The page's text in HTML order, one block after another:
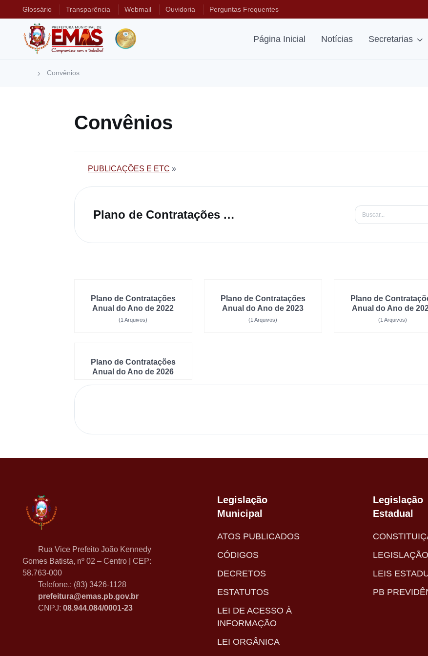
Glossário Transparência Webmail Ouvidoria Perguntas Frequentes
Página Inicial Notícias Secretarias
Convênios
Convênios
PUBLICAÇÕES E ETC »
Plano de Contratações Anual (PCA)
Plano de Contratações
Anual do Ano de 2022
(1 Arquivos)
Plano de Contratações
Anual do Ano de 2023
(1 Arquivos)
Plano de
Anual do Ano de
(1 Arquivos)
Plano de Contratações
Anual do Ano de 2026
Rua Vice Prefeito João Kennedy
Gomes Batista, nº 02 – Centro | CEP:
58.763-000
Telefone.: (83) 3426-1128
prefeitura@emas.pb.gov.br
CNPJ: 08.944.084/0001-23
Legislação
Municipal
ATOS PUBLICADOS
CÓDIGOS
DECRETOS
ESTATUTOS
LEI DE ACESSO À
INFORMAÇÃO
LEI ORGÂNICA
Legislação
Estadual
LEIS
PB